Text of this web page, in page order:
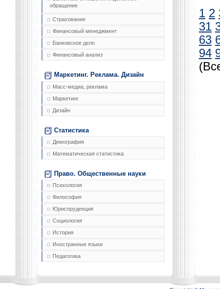
обращение
Страхование
Финансовый менеджмент
Банковское дело
Финансовый анализ
Маркетинг. Реклама. Дизайн
Масс-медиа, реклама
Маркетинг
Дизайн
Статистика
Демография
Математическая статистика
Право. Общественные науки
Психология
Философия
Юриспруденция
Социология
История
Иностранные языки
Педагогика
1 2
31
63
94